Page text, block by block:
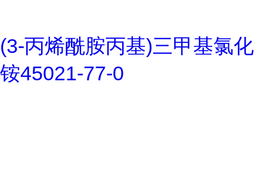
(3-丙烯酰胺丙基)三甲基氯化
铵45021-77-0